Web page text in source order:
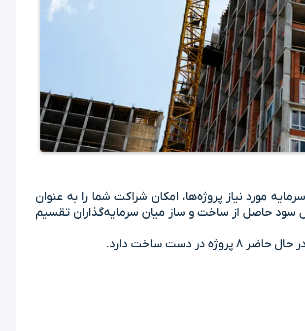
مورد نیاز پروژه‌ها، امکان شراکت شما را به عنوان
گونه‌ای که کل سود حاصل از ساخت و ساز میان سرمایه‌گذاران تقسیم